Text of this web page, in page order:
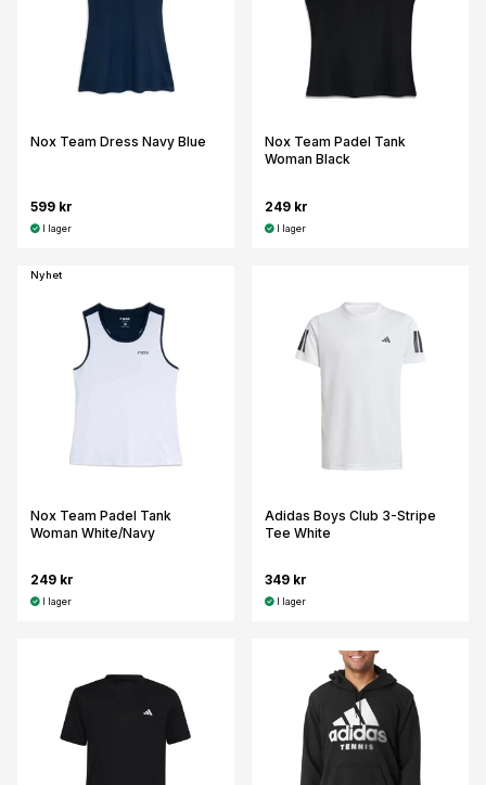
Nox Team Dress Navy Blue
599 kr
I lager
Nox Team Padel Tank
Woman Black
249 kr
I lager
Nyhet
Nox Team Padel Tank
Woman White/Navy
249 kr
I lager
Adidas Boys Club 3-Stripe
Tee White
349 kr
I lager